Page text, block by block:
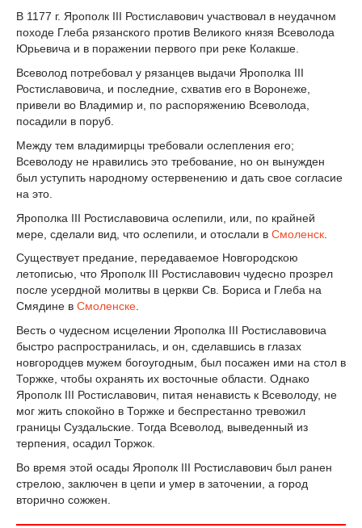
В 1177 г. Ярополк III Ростиславович участвовал в неудачном
походе Глеба рязанского против Великого князя Всеволода
Юрьевича и в поражении первого при реке Колакше.
Всеволод потребовал у рязанцев выдачи Ярополка III
Ростиславовича, и последние, схватив его в Воронеже,
привели во Владимир и, по распоряжению Всеволода,
посадили в поруб.
Между тем владимирцы требовали ослепления его;
Всеволоду не нравились это требование, но он вынужден
был уступить народному остервенению и дать свое согласие
на это.
Ярополка III Ростиславовича ослепили, или, по крайней
мере, сделали вид, что ослепили, и отослали в Смоленск
Существует предание, передаваемое Новгородскою
летописью, что Ярополк III Ростиславович чудесно прозрел
после усердной молитвы в церкви Св. Бориса и Глеба на
Смядине в Смоленске.
Весть о чудесном исцелении Ярополка III Ростиславовича
быстро распространилась, и он, сделавшись в глазах
новгородцев мужем богоугодным, был посажен ими на стол в
Торжке, чтобы охранять их восточные области. Однако
Ярополк III Ростиславович, питая ненависть к Всеволоду, не
мог жить спокойно в Торжке и беспрестанно тревожил
границы Суздальские. Тогда Всеволод, выведенный из
терпения, осадил Торжок.
Во время этой осады Ярополк III Ростиславович был ранен
стрелою, заключен в цепи и умер в заточении, а город
вторично сожжен.